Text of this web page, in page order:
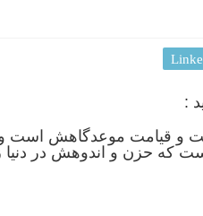
:
و قیامت موعدگاهش است و
که حزن و اندوهش در دنیا